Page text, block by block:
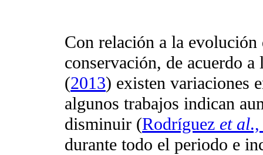
Con relación a la evolución
conservación, de acuerdo
(2013) existen variaciones
algunos trabajos indican
disminuir (Rodríguez et al
durante todo el periodo e